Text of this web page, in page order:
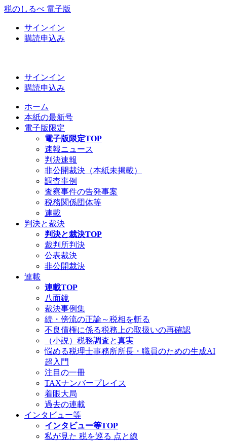
税のしるべ 電子版
サインイン
購読申込み
サインイン
購読申込み
ホーム
本紙の最新号
電子版限定
電子版限定TOP
速報ニュース
判決速報
非公開裁決（本紙未掲載）
調査事例
査察事件の告発事案
税務関係団体等
連載
判決と裁決
判決と裁決TOP
裁判所判決
公表裁決
非公開裁決
連載
連載TOP
八面鏡
裁決事例集
続・傍流の正論～税相を斬る
不良債権に係る税務上の取扱いの再確認
（小説）税務調査と真実
悩める税理士事務所所長・職員のための生成AI
超入門
注目の一冊
TAXナンバープレイス
着眼大局
過去の連載
インタビュー等
インタビュー等TOP
私が見た 税を巡る 点と線